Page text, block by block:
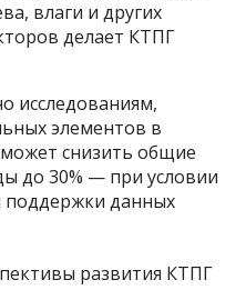
влаги и других
делает КТПГ
исследованиям,
элементов в
снизить общие
до 30% — при условии
поддержки данных